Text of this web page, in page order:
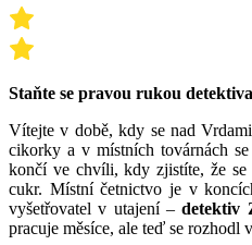
Staňte se pravou rukou
Vítejte v době, kdy se nad
cikorky a v místních továrnách
končí ve chvíli, kdy zjistíte, že se
cukr. Místní četnictvo je v
vyšetřovatel v utajení –detektiv
pracuje měsíce, ale teď se rozhodl